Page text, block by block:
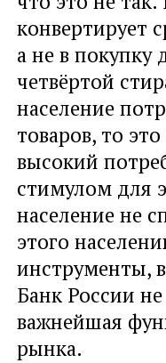
конвертирует
а не в покупку
четвёртой
население
товаров, то
высокий
стимулом для
население не
этого
инструменты,
Банк России не
важнейшая
рынка.